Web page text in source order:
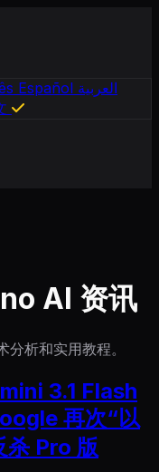
Español العربية
AI 资讯
析和实用教程。
3.1 Flash
再次“以
杀 Pro 版